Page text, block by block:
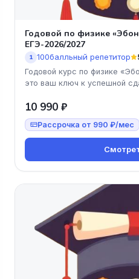
Годовой по физике
ЕГЭ-2026/2027
1 100балльный репетитор
Годовой курс по физике
это ваш ключ к успешной
10 990 ₽
Рассрочка от 990 ₽/мес